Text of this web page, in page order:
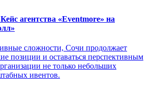
агентства «Eventmore» на
сложности, Сочи продолжает
позиции и оставаться перспективным
не только небольших
ивентов.